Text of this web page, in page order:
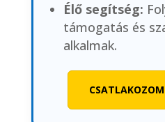
Élő segítség:
támogatás és
alkalmak.